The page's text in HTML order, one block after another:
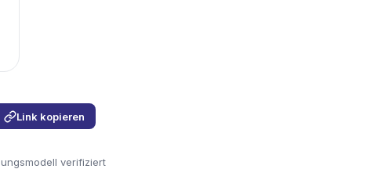
Link kopieren
verifiziert